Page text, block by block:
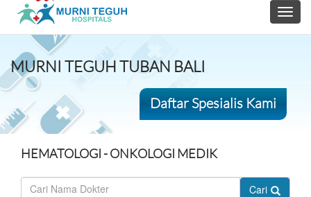
Toggle
MURNI TEGUH TUBAN BALI
Daftar Spesialis Kami
HEMATOLOGI - ONKOLOGI MEDIK
Cari